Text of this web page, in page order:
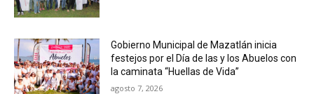
Gobierno Municipal de Mazatlán inicia
festejos por el Día de las y los Abuelos con
la caminata “Huellas de Vida”
agosto 7, 2026